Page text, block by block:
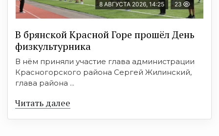
8 АВГУСТА 2026, 14:25 23
В брянской Красной Горе прошёл День
физкультурника
В нём приняли участие глава администрации
Красногорского района Сергей Жилинский,
глава района ...
Читать далее